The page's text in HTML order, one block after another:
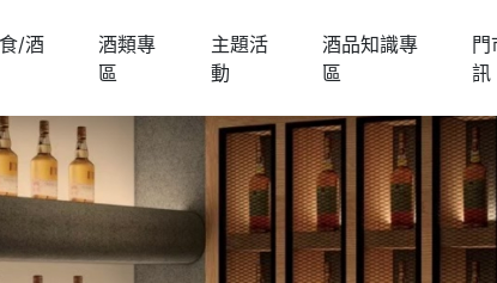
/酒
酒類專
區
主題活
動
酒品知識專
區
門
訊